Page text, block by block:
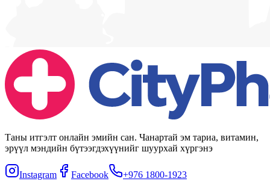
Таны итгэлт онлайн эмийн сан. Чанартай эм тариа, витамин,
эрүүл мэндийн бүтээгдэхүүнийг шуурхай хүргэнэ
Instagram Facebook
+976 1800-1923